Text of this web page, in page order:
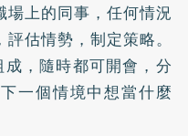
上的同事，任何情況
估情勢，制定策略。
，隨時都可開會，分
一個情境中想當什麼